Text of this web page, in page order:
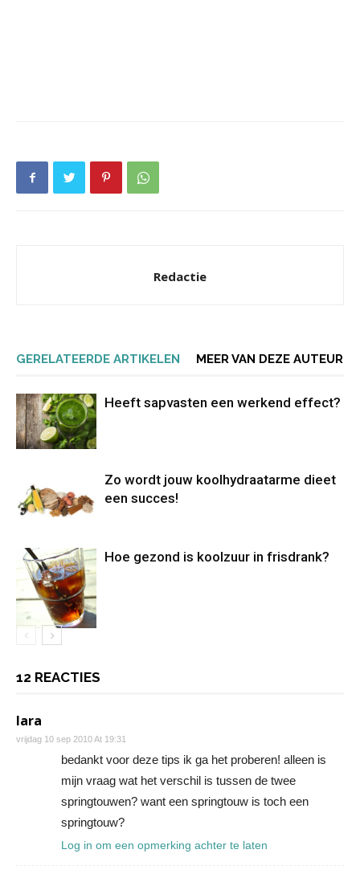
Redactie
GERELATEERDE ARTIKELEN MEER VAN DEZE AUTEUR
Heeft sapvasten een werkend effect?
Zo wordt jouw koolhydraatarme dieet
een succes!
Hoe gezond is koolzuur in frisdrank?
12 REACTIES
lara
vrijdag 10 sep 2010 At 19:31
bedankt voor deze tips ik ga het proberen! alleen is
mijn vraag wat het verschil is tussen de twee
springtouwen? want een springtouw is toch een
springtouw?
Log in om een opmerking achter te laten